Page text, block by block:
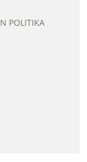
POLITIKA